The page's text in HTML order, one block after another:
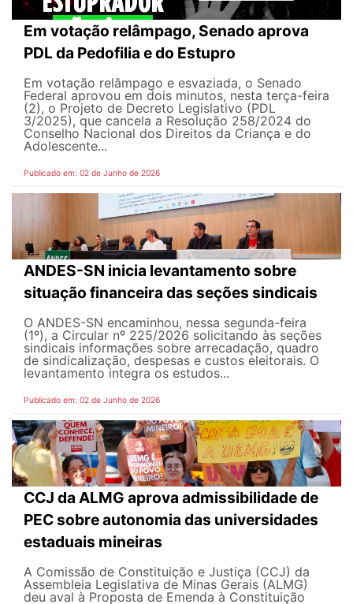
Em votação relâmpago, Senado aprova
PDL da Pedofilia e do Estupro
Em votação relâmpago e esvaziada, o Senado
Federal aprovou em dois minutos, nesta terça-feira
(2), o Projeto de Decreto Legislativo (PDL
3/2025), que cancela a Resolução 258/2024 do
Conselho Nacional dos Direitos da Criança e do
Adolescente...
Publicado em: 02 de Junho de 2026
ANDES-SN inicia levantamento sobre
situação financeira das seções sindicais
O ANDES-SN encaminhou, nessa segunda-feira
(1º), a Circular nº 225/2026 solicitando às seções
sindicais informações sobre arrecadação, quadro
de sindicalização, despesas e custos eleitorais. O
levantamento integra os estudos...
Publicado em: 02 de Junho de 2026
CCJ da ALMG aprova admissibilidade de
PEC sobre autonomia das universidades
estaduais mineiras
A Comissão de Constituição e Justiça (CCJ) da
Assembleia Legislativa de Minas Gerais (ALMG)
deu aval à Proposta de Emenda à Constituição